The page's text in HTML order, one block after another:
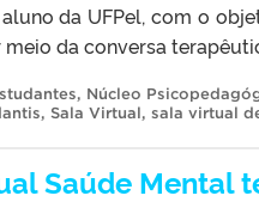
da UFPel, com o
da conversa
, Núcleo
, Sala Virtual, sala virtual
Saúde Mental